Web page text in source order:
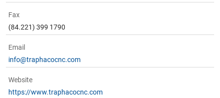
Fax
(84.221) 399 1790
Email
info@traphacocnc.com
Website
https://www.traphacocnc.com